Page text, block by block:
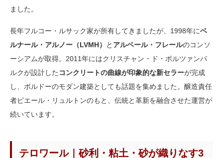
ました。
長年フルコー・ルサック家が所有してきましたが、1998年にベ
ルナール・アルノー（LVMH）
と アルベール・フレールのコンソ
ーシアムが取得。2011年にはクリスチャン・ド・ポルツァンパ
ルクが設計した コンクリートの曲線が印象的な新セラーが完成
し、ボルドーのモダン建築としても話題を集めました。醸造責任
者ピエール・リュルトンのもと、伝統と革新を融合させた運営が
続いています。
テロワール｜砂利・粘土・砂が織りなす3